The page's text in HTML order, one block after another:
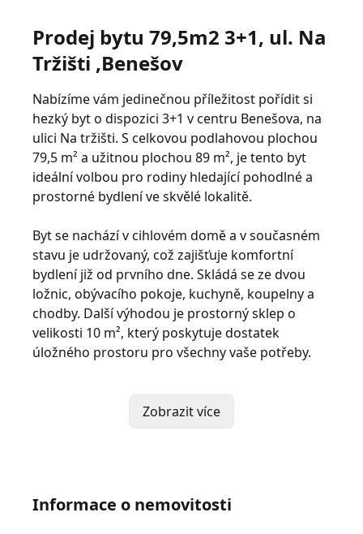
Prodej bytu 79,5m2 3+1, ul. Na
Tržišti ,Benešov
Nabízíme vám jedinečnou příležitost pořídit si
hezký byt o dispozici 3+1 v centru Benešova, na
ulici Na tržišti. S celkovou podlahovou plochou
79,5 m² a užitnou plochou 89 m², je tento byt
ideální volbou pro rodiny hledající pohodlné a
prostorné bydlení ve skvělé lokalitě.
Byt se nachází v cihlovém domě a v současném
stavu je udržovaný, což zajišťuje komfortní
bydlení již od prvního dne. Skládá se ze dvou
ložnic, obývacího pokoje, kuchyně, koupelny a
chodby. Další výhodou je prostorný sklep o
velikosti 10 m², který poskytuje dostatek
úložného prostoru pro všechny vaše potřeby.
Jedním z hlavních lákadel této nemovitosti je její
umístění v centru Benešova. Toto strategické
umístění vám umožní snadný přístup k veškeré
Zobrazit více
Informace o nemovitosti